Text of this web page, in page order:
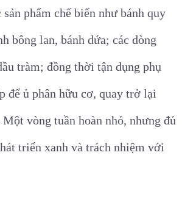
phẩm chế biến như bánh quy
bông lan, bánh dứa; các dòng
tràm; đồng thời tận dụng phụ
để ủ phân hữu cơ, quay trở lại
vòng tuần hoàn nhỏ, nhưng đủ
triển xanh và trách nhiệm với